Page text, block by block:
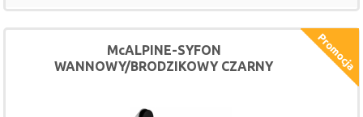
McALPINE-SYFON
WANNOWY/BRODZIKOWY CZARNY